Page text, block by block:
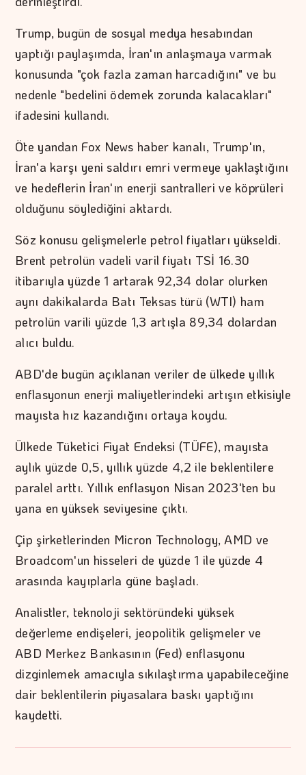
Trump, bugün de sosyal medya hesabından
yaptığı paylaşımda, İran'ın anlaşmaya varmak
konusunda "çok fazla zaman harcadığını" ve bu
nedenle "bedelini ödemek zorunda kalacakları"
ifadesini kullandı.
Öte yandan Fox News haber kanalı, Trump'ın,
İran'a karşı yeni saldırı emri vermeye yaklaştığını
ve hedeflerin İran'ın enerji santralleri ve köprüleri
olduğunu söylediğini aktardı.
Söz konusu gelişmelerle petrol fiyatları yükseldi.
Brent petrolün vadeli varil fiyatı TSİ 16.30
itibarıyla yüzde 1 artarak 92,34 dolar olurken
aynı dakikalarda Batı Teksas türü (WTI) ham
petrolün varili yüzde 1,3 artışla 89,34 dolardan
alıcı buldu.
ABD'de bugün açıklanan veriler de ülkede yıllık
enflasyonun enerji maliyetlerindeki artışın etkisiyle
mayısta hız kazandığını ortaya koydu.
Ülkede Tüketici Fiyat Endeksi (TÜFE), mayısta
aylık yüzde 0,5, yıllık yüzde 4,2 ile beklentilere
paralel arttı. Yıllık enflasyon Nisan 2023'ten bu
yana en yüksek seviyesine çıktı.
Çip şirketlerinden Micron Technology, AMD ve
Broadcom'un hisseleri de yüzde 1 ile yüzde 4
arasında kayıplarla güne başladı.
Analistler, teknoloji sektöründeki yüksek
değerleme endişeleri, jeopolitik gelişmeler ve
ABD Merkez Bankasının (Fed) enflasyonu
dizginlemek amacıyla sıkılaştırma yapabileceğine
dair beklentilerin piyasalara baskı yaptığını
kaydetti.